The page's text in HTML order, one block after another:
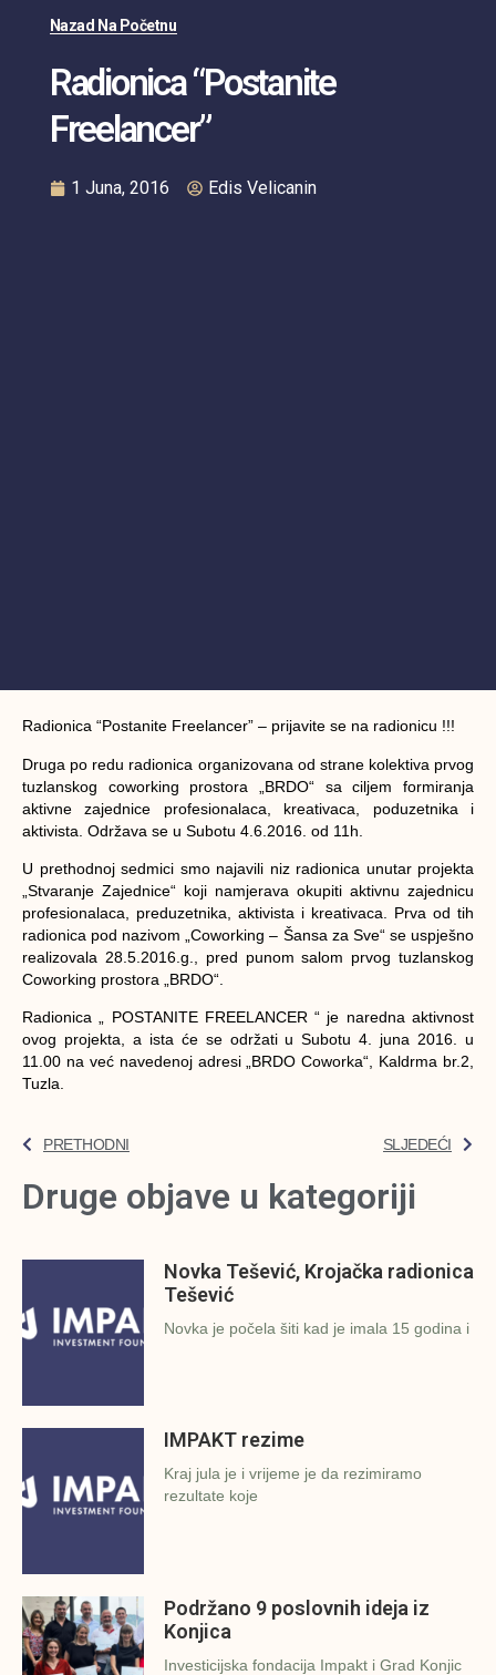
Nazad Na Početnu
Radionica “Postanite
Freelancer”
1 Juna, 2016 Edis Velicanin
Radionica “Postanite Freelancer” – prijavite se na radionicu !!!
Druga po redu radionica organizovana od strane kolektiva prvog
tuzlanskog coworking prostora „BRDO“ sa ciljem formiranja
aktivne zajednice profesionalaca, kreativaca, poduzetnika i
aktivista. Održava se u Subotu 4.6.2016. od 11h.
U prethodnoj sedmici smo najavili niz radionica unutar projekta
„Stvaranje Zajednice“ koji namjerava okupiti aktivnu zajednicu
profesionalaca, preduzetnika, aktivista i kreativaca. Prva od tih
radionica pod nazivom „Coworking – Šansa za Sve“ se uspješno
realizovala 28.5.2016.g., pred punom salom prvog tuzlanskog
Coworking prostora „BRDO“.
Radionica „ POSTANITE FREELANCER “ je naredna aktivnost
ovog projekta, a ista će se održati u Subotu 4. juna 2016. u
11.00 na već navedenoj adresi „BRDO Coworka“, Kaldrma br.2,
Tuzla.
PRETHODNI SLJEDEĆI
Druge objave u kategoriji
Novka Tešević, Krojačka radionica
Tešević
Novka je počela šiti kad je imala 15 godina i
IMPAKT rezime
Kraj jula je i vrijeme je da rezimiramo
rezultate koje
Podržano 9 poslovnih ideja iz
Konjica
Investicijska fondacija Impakt i Grad Konjic